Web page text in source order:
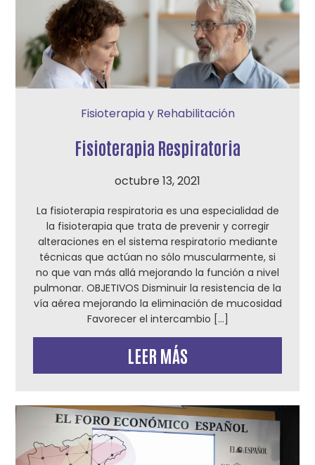
Fisioterapia y Rehabilitación
Fisioterapia Respiratoria
octubre 13, 2021
La fisioterapia respiratoria es una especialidad de
la fisioterapia que trata de prevenir y corregir
alteraciones en el sistema respiratorio mediante
técnicas que actúan no sólo muscularmente, si
no que van más allá mejorando la función a nivel
pulmonar. OBJETIVOS Disminuir la resistencia de la
vía aérea mejorando la eliminación de mucosidad
Favorecer el intercambio […]
LEER MÁS